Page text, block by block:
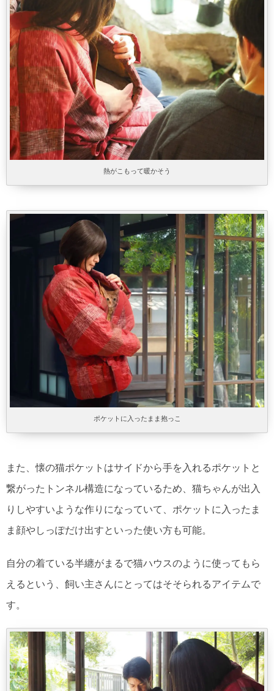
熱がこもって暖かそう
ポケットに入ったまま抱っこ
また、懐の猫ポケットはサイドから手を入れるポケットと
繋がったトンネル構造になっているため、猫ちゃんが出入
りしやすいような作りになっていて、ポケットに入ったま
ま顔やしっぽだけ出すといった使い方も可能。
自分の着ている半纏がまるで猫ハウスのように使ってもら
えるという、飼い主さんにとってはそそられるアイテムで
す。